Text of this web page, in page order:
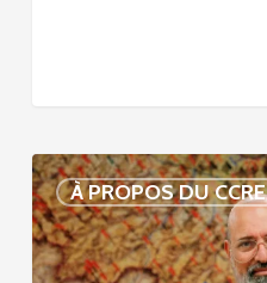
À PROPOS DU CCRE
Voix
de
nos